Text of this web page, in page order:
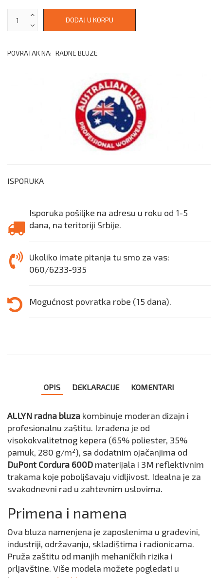
POVRATAK NA: RADNE BLUZE
ISPORUKA
Isporuka pošiljke na adresu u roku od 1-5
dana, na teritoriji Srbije.
Ukoliko imate pitanja tu smo za vas:
060/6233-935
Mogućnost povratka robe (15 dana).
OPIS DEKLARACIJE KOMENTARI
ALLYN radna bluza kombinuje moderan dizajn i
profesionalnu zaštitu. Izrađena je od
visokokvalitetnog kepera (65% poliester, 35%
pamuk, 280 g/m²), sa dodatnim ojačanjima od
DuPont Cordura 600D materijala i 3M reflektivnim
trakama koje poboljšavaju vidljivost. Idealna je za
svakodnevni rad u zahtevnim uslovima.
Primena i namena
Ova bluza namenjena je zaposlenima u građevini,
industriji, održavanju, skladištima i radionicama.
Pruža zaštitu od manjih mehaničkih rizika i
prljavštine. Više modela možete pogledati u